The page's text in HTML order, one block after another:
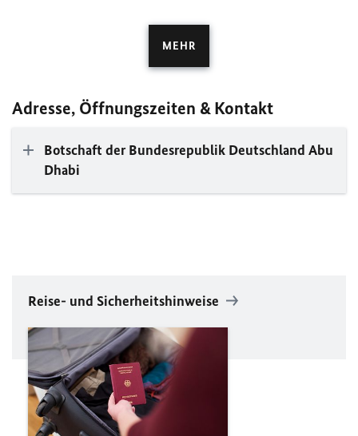
MEHR
Adresse, Öffnungszeiten & Kontakt
Botschaft der Bundesrepublik Deutschland Abu
Dhabi
Reise- und Sicherheitshinweise